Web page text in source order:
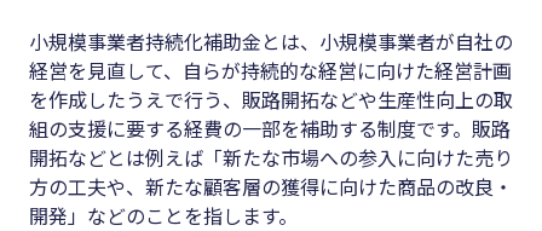
小規模事業者持続化補助金とは、小規模事業者が自社の
経営を見直して、自らが持続的な経営に向けた経営計画
を作成したうえで行う、販路開拓などや生産性向上の取
組の支援に要する経費の一部を補助する制度です。販路
開拓などとは例えば「新たな市場への参入に向けた売り
方の工夫や、新たな顧客層の獲得に向けた商品の改良・
開発」などのことを指します。